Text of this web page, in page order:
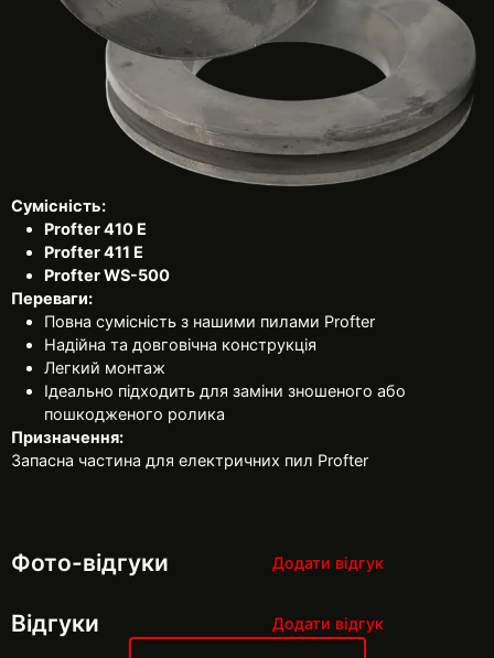
Сумісність:
Profter 410 E
Profter 411 E
Profter WS-500
Переваги:
Повна сумісність з нашими пилами Profter
Надійна та довговічна конструкція
Легкий монтаж
Ідеально підходить для заміни зношеного або
пошкодженого ролика
Призначення:
Запасна частина для електричних пил Profter
Фото-відгуки Додати відгук
Відгуки Додати відгук